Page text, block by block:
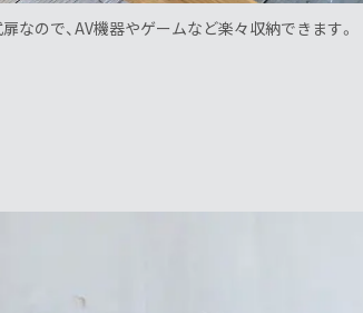
なので、AV機器やゲームなど楽々収納できます。